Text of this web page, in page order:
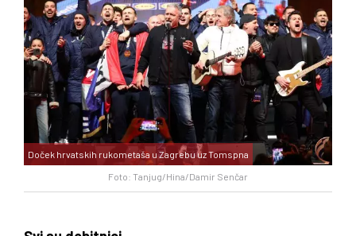
Foto: Tanjug/Hina/Damir Senčar
Doček hrvatskih rukometaša u Zagrebu uz Tomspna